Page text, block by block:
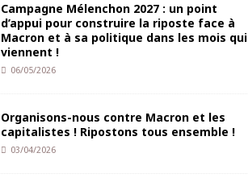
Campagne Mélenchon 2027 : un point
d’appui pour construire la riposte face à
Macron et à sa politique dans les mois qui
viennent !
06/05/2026
Organisons-nous contre Macron et les
capitalistes ! Ripostons tous ensemble !
03/04/2026